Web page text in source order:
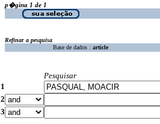
p�gina 1 de 1
Refinar a pesquisa
Base de dados : article
Pesquisar
1
2
3